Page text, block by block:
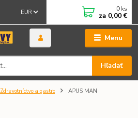
Menu
EUR
Hľadať
0 ks
za 0,00 €
Zdravotníctvo a gastro APUS MAN